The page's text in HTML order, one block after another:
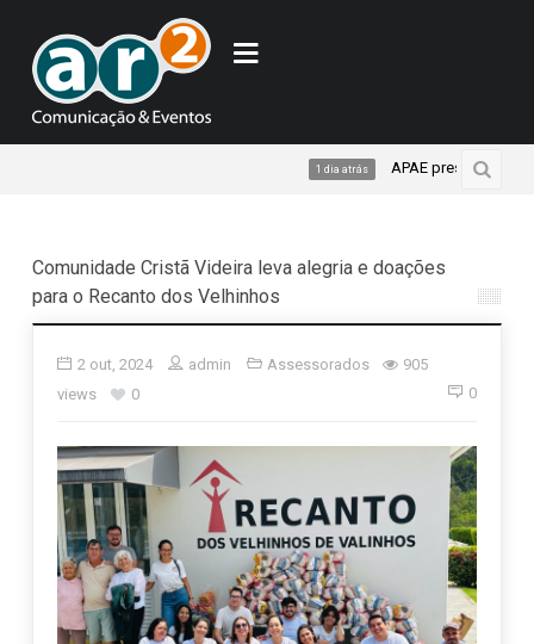
1 dia atrás APAE presente no
Comunidade Cristã Videira leva alegria e doações
para o Recanto dos Velhinhos
2 out, 2024 admin Assessorados
905
views
0 0